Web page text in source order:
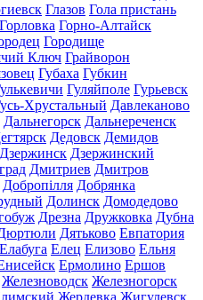
Глазов Гола пристань
Горловка Горно-Алтайск
Городище
Ключ Грайворон
Губаха Губкин
Гуляйполе Гурьевск
Хрустальный Давлеканово
Дальнегорск Дальнереченск
Дедовск Демидов
Дзержинск Дзержинский
Дмитриев Дмитров
Добропілля Добрянка
Долинск Домодедово
Дрезна Дружковка Дубна
Дятьково Евпатория
Елабуга Елец Елизово Ельня
Ермолино Ершов
Железноводск Железногорск
Жердевка Жигулевск